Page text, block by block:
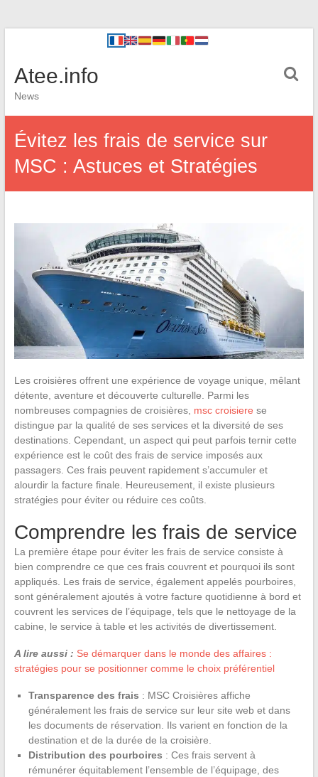
Atee.info
News
Évitez les frais de service sur
MSC : Astuces et Stratégies
Les croisières offrent une expérience de voyage unique, mêlant
détente, aventure et découverte culturelle. Parmi les
nombreuses compagnies de croisières, msc croisiere se
distingue par la qualité de ses services et la diversité de ses
destinations. Cependant, un aspect qui peut parfois ternir cette
expérience est le coût des frais de service imposés aux
passagers. Ces frais peuvent rapidement s’accumuler et
alourdir la facture finale. Heureusement, il existe plusieurs
stratégies pour éviter ou réduire ces coûts.
Comprendre les frais de service
La première étape pour éviter les frais de service consiste à
bien comprendre ce que ces frais couvrent et pourquoi ils sont
appliqués. Les frais de service, également appelés pourboires,
sont généralement ajoutés à votre facture quotidienne à bord et
couvrent les services de l’équipage, tels que le nettoyage de la
cabine, le service à table et les activités de divertissement.
A lire aussi : Se démarquer dans le monde des affaires :
stratégies pour se positionner comme le choix préférentiel
Transparence des frais : MSC Croisières affiche
généralement les frais de service sur leur site web et dans
les documents de réservation. Ils varient en fonction de la
destination et de la durée de la croisière.
Distribution des pourboires : Ces frais servent à
rémunérer équitablement l’ensemble de l’équipage, des